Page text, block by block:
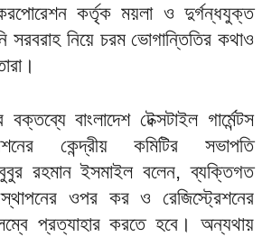
করপোরেশন কর্তৃক ময়লা ও দুর্গন্ধযুক্ত
সরবরাহ নিয়ে চরম ভোগান্তিতির কথাও
বাংলাদেশ টেক্সটাইল গার্মেন্টস
কেন্দ্রীয় কমিটির সভাপতি
রহমান ইসমাইল বলেন, ব্যক্তিগত
ওপর কর ও রেজিস্ট্রেশনের
প্রত্যাহার করতে হবে। অন্যথায়